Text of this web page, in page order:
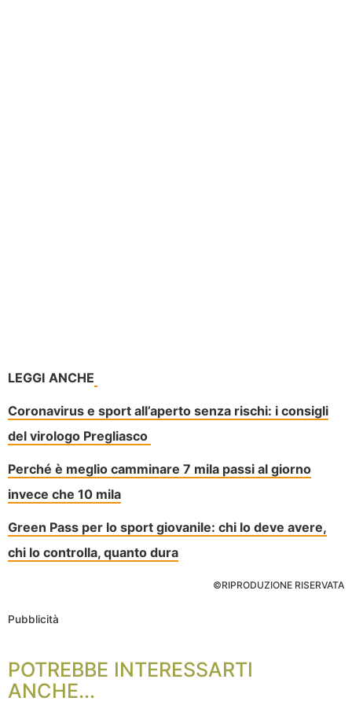
LEGGI ANCHE
Coronavirus e sport all’aperto senza rischi: i consigli
del virologo Pregliasco
Perché è meglio camminare 7 mila passi al giorno
invece che 10 mila
Green Pass per lo sport giovanile: chi lo deve avere,
chi lo controlla, quanto dura
©RIPRODUZIONE RISERVATA
Pubblicità
POTREBBE INTERESSARTI
ANCHE...